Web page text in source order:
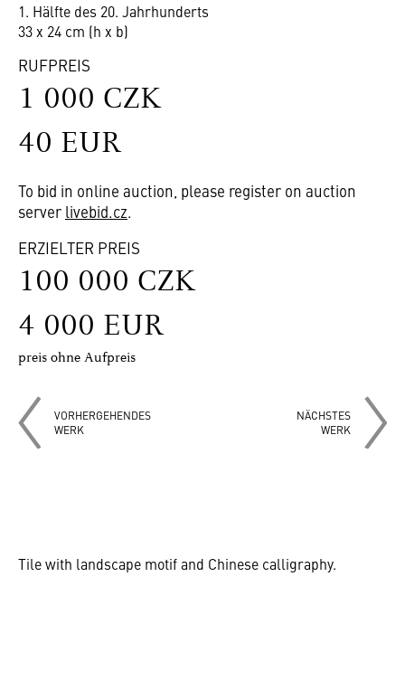
1. Hälfte des 20. Jahrhunderts
33 x 24 cm (h x b)
RUFPREIS
1 000 CZK
40 EUR
To bid in online auction, please register on auction
server livebid.cz.
ERZIELTER PREIS
100 000 CZK
4 000 EUR
preis ohne Aufpreis
VORHERGEHENDES
WERK
NÄCHSTES
WERK
Tile with landscape motif and Chinese calligraphy.